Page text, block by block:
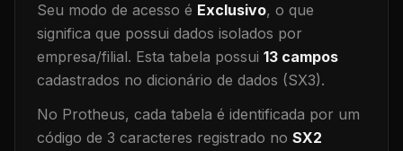
Seu modo de acesso é Exclusivo, o que
significa que possui dados isolados por
empresa/filial. Esta tabela possui 13 campos
cadastrados no dicionário de dados (SX3).
No Protheus, cada tabela é identificada por um
código de 3 caracteres registrado no SX2